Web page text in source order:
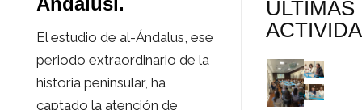
El estudio de al-Ándalus, ese
periodo extraordinario de la
historia peninsular, ha
captado la atención de
ÚLTIMAS